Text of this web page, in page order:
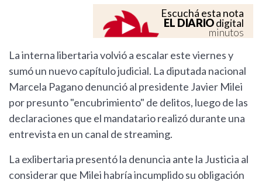
Escuchá esta nota
EL DIARIOdigital
minutos
La interna libertaria volvió a escalar este viernes y
sumó un nuevo capítulo judicial. La diputada nacional
Marcela Pagano denunció al presidente Javier Milei
por presunto "encubrimiento" de delitos, luego de las
declaraciones que el mandatario realizó durante una
entrevista en un canal de streaming.
La exlibertaria presentó la denuncia ante la Justicia al
considerar que Milei habría incumplido su obligación